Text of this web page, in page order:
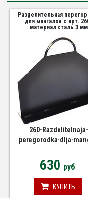
Разделительная
для мангалов с арт.
материал сталь 3 мм
260-Razdelitelnaja-
peregorodka-dlja-
630 руб
КУПИТЬ